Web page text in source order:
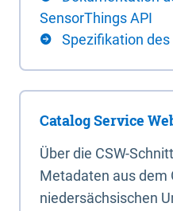
SensorThings API
Spezifikation
Catalog Service
Über die CSW-
Metadaten aus dem
niedersächsischen